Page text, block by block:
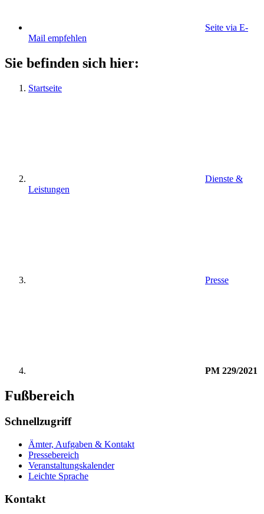
Seite via E-
Mail empfehlen
Sie befinden sich hier:
Startseite
Dienste &
Leistungen
Presse
PM 229/2021
Fußbereich
Schnellzugriff
Ämter, Aufgaben & Kontakt
Pressebereich
Veranstaltungskalender
Leichte Sprache
Kontakt